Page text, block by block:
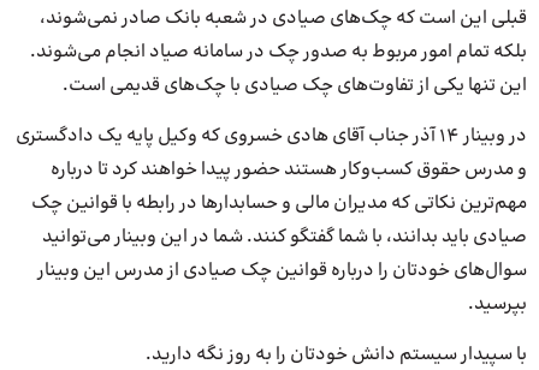
قبلی این است که چک‌های صیادی در شعبه بانک صادر نمی‌شوند،
بلکه تمام امور مربوط به صدور چک در سامانه صیاد انجام می‌شوند.
این تنها یکی از تفاوت‌های چک صیادی با چک‌های قدیمی است.
در وبینار 14 آذر جناب آقای هادی خسروی که وکیل پایه یک دادگستری
و مدرس حقوق کسب‌وکار هستند حضور پیدا خواهند کرد تا درباره
مهم‌ترین نکاتی که مدیران مالی و حسابدارها در رابطه با قوانین چک
صیادی باید بدانند، با شما گفتگو کنند. شما در این وبینار می‌توانید
سوال‌های خودتان را درباره قوانین چک صیادی از مدرس این وبینار
بپرسید.
با سپیدار سیستم دانش خودتان را به روز نگه دارید.